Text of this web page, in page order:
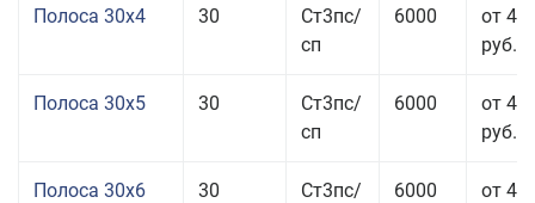
Полоса 30x4 30
Ст3пс/
сп
6000
от 43
руб.
Полоса 30x5 30
Ст3пс/
сп
6000
от 43
руб.
Полоса 30x6 30
Ст3пс/
6000
от 46